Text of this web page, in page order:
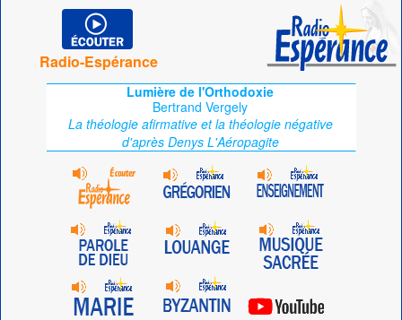
Radio-Espérance
Lumière de l'Orthodoxie
Bertrand Vergely
La théologie afirmative et la théologie négative
d'après Denys L'Aéropagite